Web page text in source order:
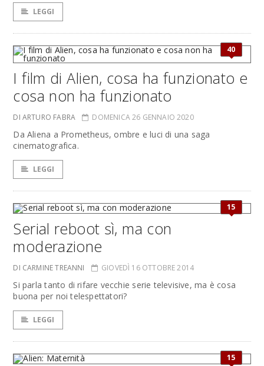
LEGGI
40
I film di Alien, cosa ha funzionato e
cosa non ha funzionato
DI ARTURO FABRA DOMENICA 26 GENNAIO 2020
Da Aliena a Prometheus, ombre e luci di una saga
cinematografica.
LEGGI
15
Serial reboot sì, ma con
moderazione
DI CARMINE TREANNI GIOVEDÌ 16 OTTOBRE 2014
Si parla tanto di rifare vecchie serie televisive, ma è cosa
buona per noi telespettatori?
LEGGI
15